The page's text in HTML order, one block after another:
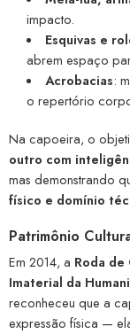
impacto.
Esquivas e
abrem espaço
Acrobacias:
o repertório
Na capoeira, o
outro com
mas demonstrando
físico e domínio
Patrimônio
Em 2014, a Roda de
Imaterial da
reconheceu que a
expressão física —